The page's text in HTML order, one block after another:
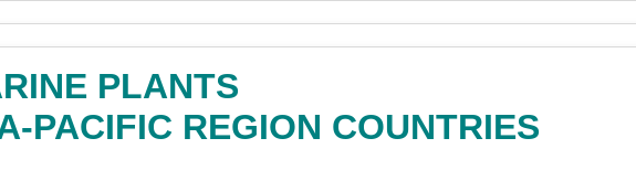
PLANTS
PACIFIC REGION COUNTRIES